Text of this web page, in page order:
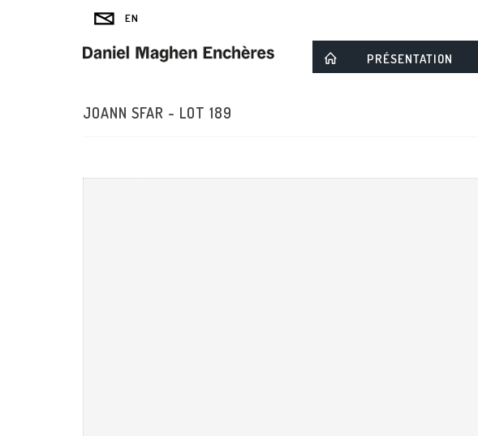
PRÉSENTATION
JOANN SFAR - LOT 189